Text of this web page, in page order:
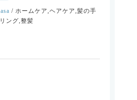
/ ホームケア,ヘアケア,髪の手
ング,整髪